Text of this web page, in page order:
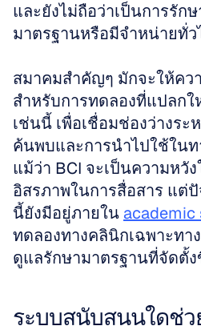
และยังไม่ถือว่าเป็นการรัก
มาตรฐานหรือมีจำหน่ายทั่
สมาคมสำคัญๆ มักจะให้ค
สำหรับการทดลองที่แปลกใ
เช่นนี้ เพื่อเชื่อมช่องว่างระ
ค้นพบและการนำไปใช้ใน
แม้ว่า BCI จะเป็นความหวั
อิสรภาพในการสื่อสาร แต่
นี้ยังมีอยู่ภายใน academic
ทดลองทางคลินิกเฉพาะทา
ดูแลรักษามาตรฐานที่จัดตั้
ระบบสนับสนุนใดช่ว